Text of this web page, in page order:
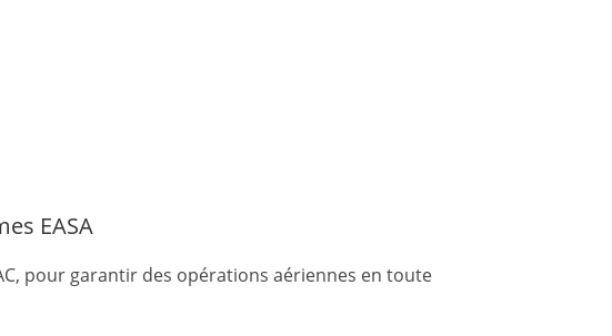
EASA
pour garantir des opérations aériennes en toute